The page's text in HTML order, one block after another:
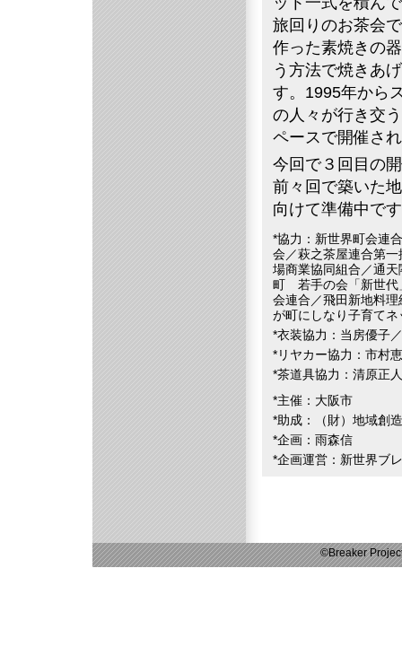
旅回りのお茶会
作った素焼きの
う方法で焼きあ
す。1995年から
の人々が行き交
ペースで開催さ
今回で３回目の
前々回で築いた
向けて準備中で
*協力：新世界町会連
会／萩之茶屋連合第
場商業協同組合／通
町 若手の会「新世代
会連合／飛田新地料
が町にしなり子育て
*衣装協力：当房優子
*リヤカー協力：市村
*茶道具協力：清原正人
*主催：大阪市
*助成：（財）地域創造
*企画：雨森信
*企画運営：新世界ブ
©Breaker